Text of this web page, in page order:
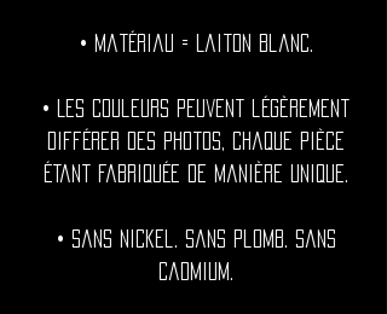
• Matériau = Laiton blanc.
• Les couleurs peuvent légèrement
différer des photos, chaque pièce
étant fabriquée de manière unique.
• Sans nickel. Sans plomb. Sans
cadmium.